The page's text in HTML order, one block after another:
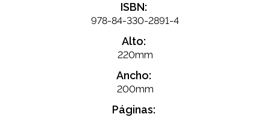
ISBN:
978-84-330-2891-4
Alto:
220mm
Ancho:
200mm
Páginas: